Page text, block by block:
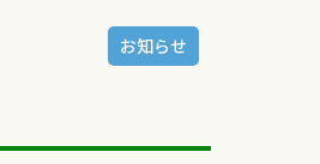
お知らせ